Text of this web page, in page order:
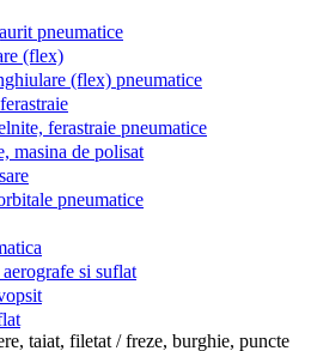
pneumatice
(flex)
(flex) pneumatice
ferastraie pneumatice
masina de polisat
pneumatice
si suflat
taiat, filetat / freze, burghie, puncte